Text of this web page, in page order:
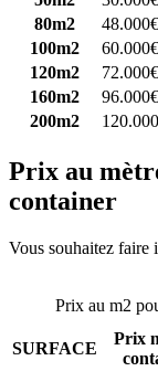
80m2
48.000€
100m2
60.000€
120m2
72.000€
160m2
96.000€
200m2
Prix au
container
Vous souhaitez faire
Prix au m2
SURFACE
Prix